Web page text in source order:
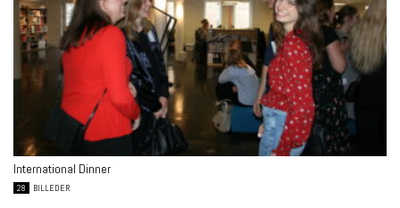
International Dinner
28 BILLEDER